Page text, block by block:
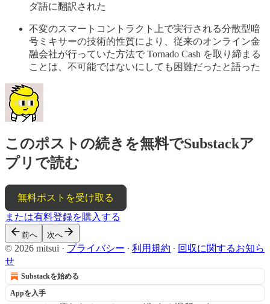
ダ語に翻訳された
不変のスマートコントラクト上で実行される分散型暗
号ミキサーの技術的性質により、従来のオンライン金
融会社が行っていた方法で Tornado Cash を取り締まる
ことは、不可能ではないにしても困難だったと語った
このポストの続きを無料でSubstackア
プリで読む
無料ポストを受け取る
または有料登録を購入する
前へ 次へ
© 2026 mitsui · プライバシー ∙ 利用規約 ∙ 回収に関するお知ら
せ
Substackを始める
Appを入手